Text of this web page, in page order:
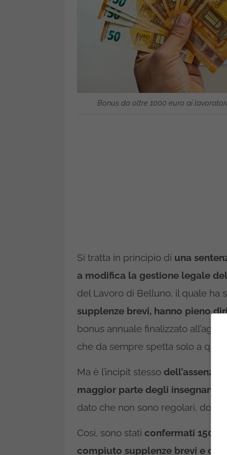
Bonus da oltre 1000 euro ai
Si tratta in principio di una
a modifica la gestione legale
del Lavoro di Belluno, il quale ha
supplenze brevi, hanno pieno
bonus annuale finalizzato
che da sempre spetta solo a quelli
Ma è l’incipit stesso dell’assenza
maggior parte degli insegnanti.
dato che non sono regolari,
Così, sono stati confermati 1500
compiuto supplenze brevi e